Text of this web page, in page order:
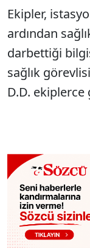
Ekipler,
ardından
darbettiği
sağlık
D.D. ekiplerce